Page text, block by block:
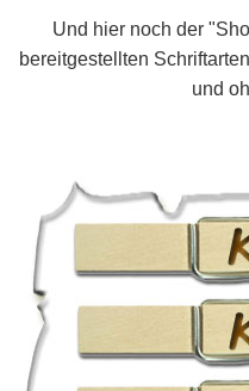
Und hier noch der
bereitgestellten
und